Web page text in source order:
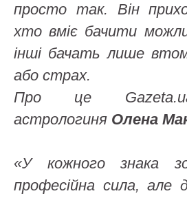
просто так. Він
хто вміє бачити
інші бачать лише
або страх.
Про це
астрологиня Олена
«У кожного знака
професійна сила, але